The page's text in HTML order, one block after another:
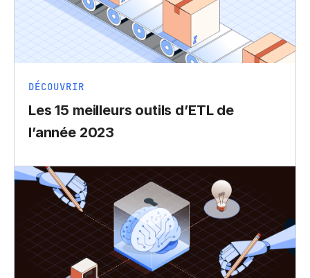
DÉCOUVRIR
Les 15 meilleurs outils d’ETL de
l’année 2023